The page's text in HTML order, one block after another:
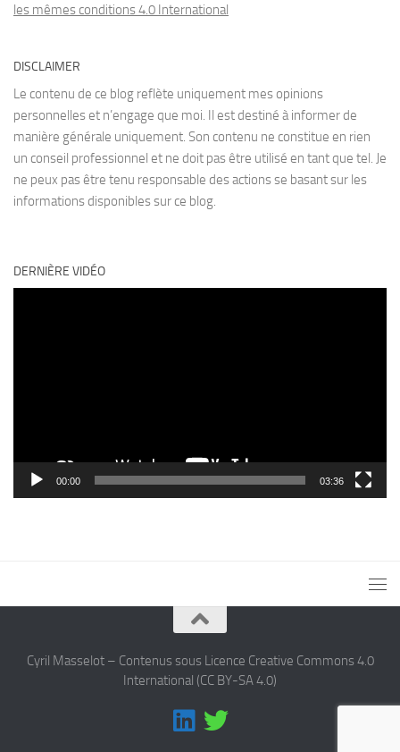
les mêmes conditions 4.0 International
DISCLAIMER
Le contenu de ce blog reflète uniquement mes opinions
personnelles et n’engage que moi. Il est destiné à informer de
manière générale uniquement. Son contenu ne constitue en rien
un conseil professionnel et ne doit pas être utilisé en tant que tel. Je
ne peux pas être tenu responsable des actions se basant sur les
informations disponibles sur ce blog.
DERNIÈRE VIDÉO
00:00 03:36
Cyril Masselot – Contenus sous Licence Creative Commons 4.0
International (CC BY-SA 4.0)